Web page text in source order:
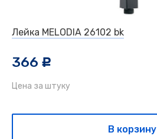
Лейка MELODIA 26102 bk
366 c
Цена за штуку
В корзину